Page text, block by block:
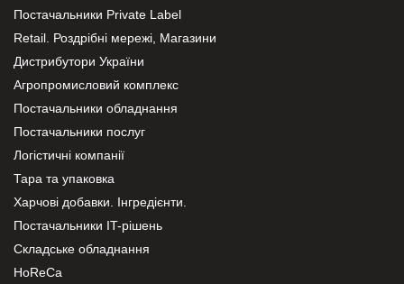
Постачальники Private Label
Retail. Роздрібні мережі, Магазини
Дистрибутори України
Агропромисловий комплекс
Постачальники обладнання
Постачальники послуг
Логістичні компанії
Тара та упаковка
Харчові добавки. Інгредієнти.
Постачальники IT-рішень
Складське обладнання
HoReCa